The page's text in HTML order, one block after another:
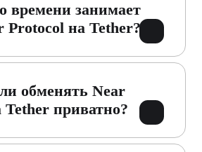
времени занимает
Protocol на Tether?
обменять Near
приватно?